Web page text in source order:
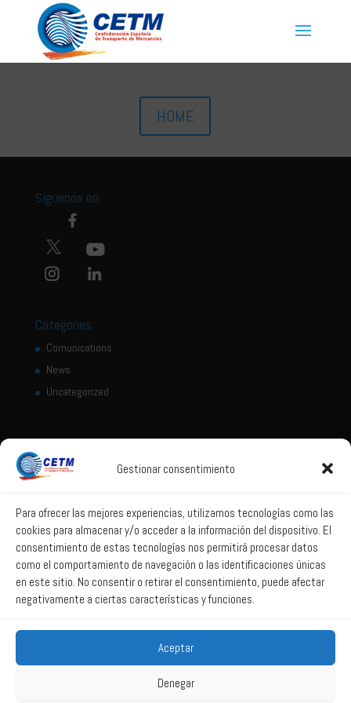
Gestionar consentimiento
Para ofrecer las mejores experiencias, utilizamos tecnologías como las
cookies para almacenar y/o acceder a la información del dispositivo. El
consentimiento de estas tecnologías nos permitirá procesar datos
como el comportamiento de navegación o las identificaciones únicas
en este sitio. No consentir o retirar el consentimiento, puede afectar
negativamente a ciertas características y funciones.
Aceptar
Denegar
HOME
Síguenos en:
Categories
Comunications
News
Uncategorized
Location
López de Hoyos, 322
28043 Madrid - Spain
Legal Notice
Legal notice
Privacy policy